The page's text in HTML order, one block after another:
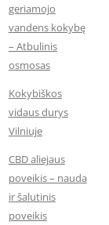
geriamojo
vandens kokybę
– Atbulinis
osmosas
Kokybiškos
vidaus durys
Vilniuje
CBD aliejaus
poveikis – nauda
ir šalutinis
poveikis